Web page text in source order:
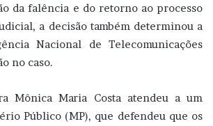
da falência e do retorno ao processo
a decisão também determinou a
Nacional de Telecomunicações
no caso.
Mônica Maria Costa atendeu a um
Público (MP), que defendeu que os